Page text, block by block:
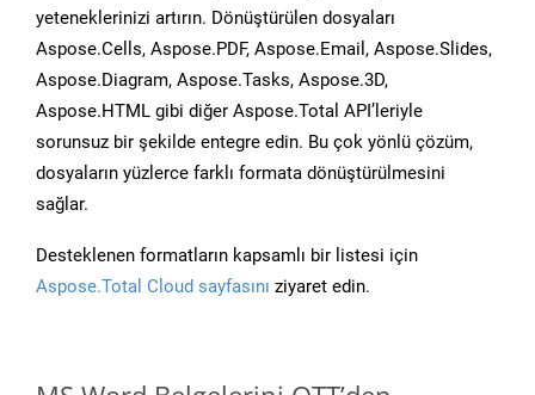
yeteneklerinizi artırın. Dönüştürülen dosyaları
Aspose.Cells, Aspose.PDF, Aspose.Email, Aspose.Slides,
Aspose.Diagram, Aspose.Tasks, Aspose.3D,
Aspose.HTML gibi diğer Aspose.Total API’leriyle
sorunsuz bir şekilde entegre edin. Bu çok yönlü çözüm,
dosyaların yüzlerce farklı formata dönüştürülmesini
sağlar.
Desteklenen formatların kapsamlı bir listesi için
Aspose.Total Cloud sayfasını ziyaret edin.